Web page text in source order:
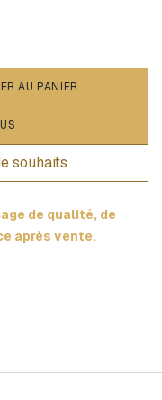
AU PANIER
souhaits
de qualité, de
après vente.